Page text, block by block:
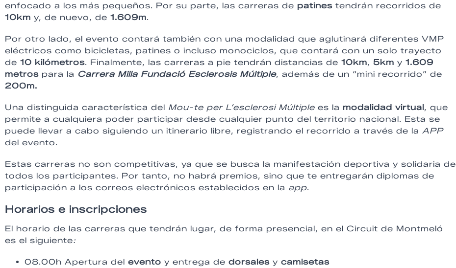
enfocado a los más pequeños. Por su parte, las carreras de patines tendrán recorridos de
10km y, de nuevo, de 1.609m.
Por otro lado, el evento contará también con una modalidad que aglutinará diferentes VMP
eléctricos como bicicletas, patines o incluso monociclos, que contará con un solo trayecto
de 10 kilómetros. Finalmente, las carreras a pie tendrán distancias de 10km, 5km y 1.609
metros para la Carrera Milla Fundació Esclerosis Múltiple, además de un “mini recorrido” de
200m.
Una distinguida característica del Mou-te per L’esclerosi Múltiple es la modalidad virtual, que
permite a cualquiera poder participar desde cualquier punto del territorio nacional. Esta se
puede llevar a cabo siguiendo un itinerario libre, registrando el recorrido a través de la APP
del evento.
Estas carreras no son competitivas, ya que se busca la manifestación deportiva y solidaria de
todos los participantes. Por tanto, no habrá premios, sino que te entregarán diplomas de
participación a los correos electrónicos establecidos en la app.
Horarios e inscripciones
El horario de las carreras que tendrán lugar, de forma presencial, en el Circuit de Montmeló
es el siguiente:
08.00h Apertura del evento y entrega de dorsales y camisetas